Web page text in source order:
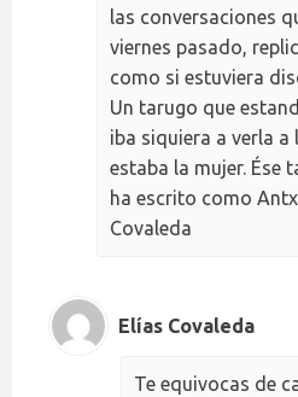
las conversaciones
viernes pasado,
como si estuviera
Un tarugo que
iba siquiera a verla
estaba la mujer. Ése
ha escrito como
Covaleda
Elías Covaleda
Te equivocas de